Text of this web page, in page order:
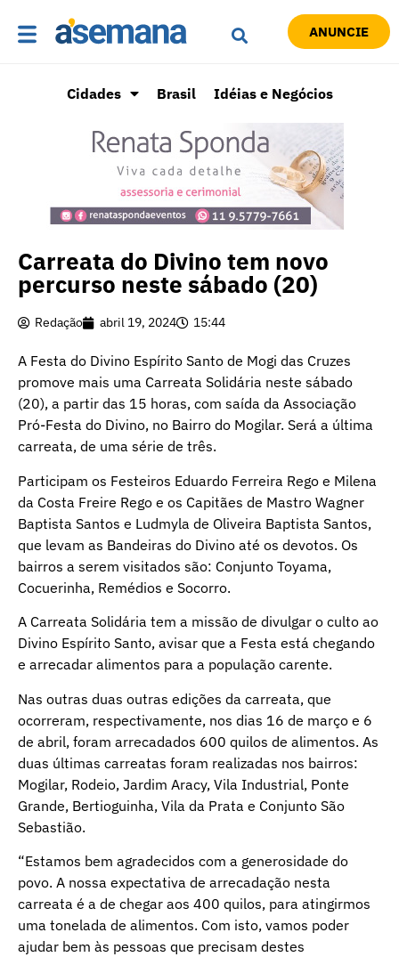
ANUNCIE
Cidades Brasil Idéias e Negócios
Carreata do Divino tem novo
percurso neste sábado (20)
Redação abril 19, 2024 15:44
A Festa do Divino Espírito Santo de Mogi das Cruzes
promove mais uma Carreata Solidária neste sábado
(20), a partir das 15 horas, com saída da Associação
Pró-Festa do Divino, no Bairro do Mogilar. Será a última
carreata, de uma série de três.
Participam os Festeiros Eduardo Ferreira Rego e Milena
da Costa Freire Rego e os Capitães de Mastro Wagner
Baptista Santos e Ludmyla de Oliveira Baptista Santos,
que levam as Bandeiras do Divino até os devotos. Os
bairros a serem visitados são: Conjunto Toyama,
Cocuerinha, Remédios e Socorro.
A Carreata Solidária tem a missão de divulgar o culto ao
Divino Espírito Santo, avisar que a Festa está chegando
e arrecadar alimentos para a população carente.
Nas outras duas outras edições da carreata, que
ocorreram, respectivamente, nos dias 16 de março e 6
de abril, foram arrecadados 600 quilos de alimentos. As
duas últimas carreatas foram realizadas nos bairros:
Mogilar, Rodeio, Jardim Aracy, Vila Industrial, Ponte
Grande, Bertioguinha, Vila da Prata e Conjunto São
Sebastião.
“Estamos bem agradecidos com a generosidade do
povo. A nossa expectativa de arrecadação nesta
carreata é a de chegar aos 400 quilos, para atingirmos
uma tonelada de alimentos. Com isto, vamos poder
ajudar bem às pessoas que precisam destes